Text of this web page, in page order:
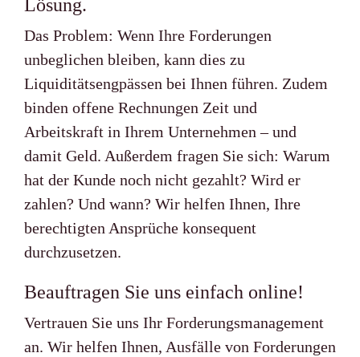
Lösung.
Das Problem: Wenn Ihre Forderungen
unbeglichen bleiben, kann dies zu
Liquiditätsengpässen bei Ihnen führen. Zudem
binden offene Rechnungen Zeit und
Arbeitskraft in Ihrem Unternehmen – und
damit Geld. Außerdem fragen Sie sich: Warum
hat der Kunde noch nicht gezahlt? Wird er
zahlen? Und wann? Wir helfen Ihnen, Ihre
berechtigten Ansprüche konsequent
durchzusetzen.
Beauftragen Sie uns einfach online!
Vertrauen Sie uns Ihr Forderungsmanagement
an. Wir helfen Ihnen, Ausfälle von Forderungen